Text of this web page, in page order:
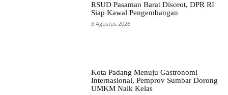
RSUD Pasaman Barat Disorot, DPR RI
Siap Kawal Pengembangan
8 Agustus 2026
Kota Padang Menuju Gastronomi
Internasional, Pemprov Sumbar Dorong
UMKM Naik Kelas